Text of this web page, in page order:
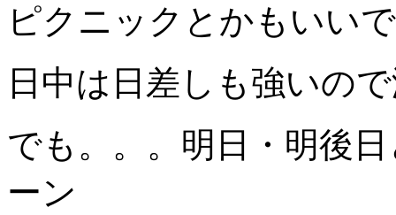
ピクニックとかもいい
日中は日差しも強いの
でも。。。明日・明後
ーン